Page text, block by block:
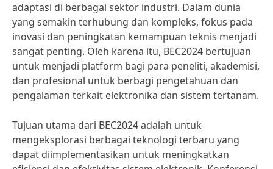
adaptasi di berbagai sektor industri. Dalam dunia
yang semakin terhubung dan kompleks, fokus pada
inovasi dan peningkatan kemampuan teknis menjadi
sangat penting. Oleh karena itu, BEC2024 bertujuan
untuk menjadi platform bagi para peneliti, akademisi,
dan profesional untuk berbagi pengetahuan dan
pengalaman terkait elektronika dan sistem tertanam.
Tujuan utama dari BEC2024 adalah untuk
mengeksplorasi berbagai teknologi terbaru yang
dapat diimplementasikan untuk meningkatkan